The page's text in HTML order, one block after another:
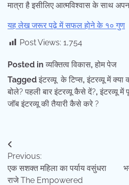
मात्रा है इसीलिए आत्मविश्वास के साथ
यह लेख जरूर पढ़े में सफल होने के १० गुण
Post Views: 1,754
Posted in व्यक्तित्व विकास, होम पेज
Tagged इंटरव्यू के टिप्स, इंटरव्यू में क्या
बोले? पहली बार इंटरव्यू कैसे दें?, इंटरव्यू में
जॉब इंटरव्यू की तैयारी कैसे करे ?
Post
navigation
Previous:
एक सशक्त महिला का पर्याय वसुंधरा
राजे The Empowered